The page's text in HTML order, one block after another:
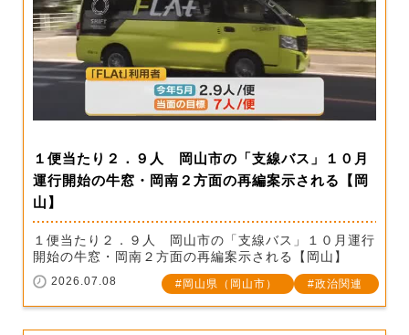
１便当たり２．９人 岡山市の「支線バス」１０月
運行開始の牛窓・岡南２方面の再編案示される【岡
山】
１便当たり２．９人 岡山市の「支線バス」１０月運行
開始の牛窓・岡南２方面の再編案示される【岡山】
2026.07.08 岡山県（岡山市） 政治関連